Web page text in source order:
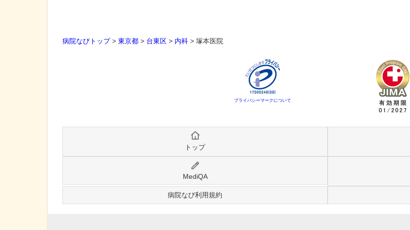
病院なびトップ> 東京都 > 台東区 > 内科 > 塚本医院
プライバシーマークについて
トップ
MediQA
病院なび利用規約